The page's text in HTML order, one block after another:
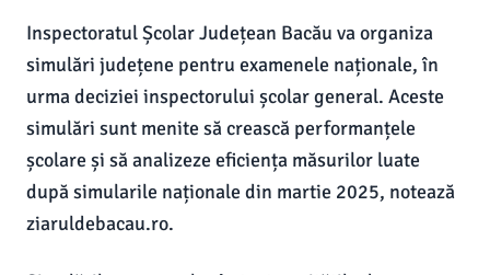
Inspectoratul Școlar Județean Bacău va organiza
simulări județene pentru examenele naționale, în
urma deciziei inspectorului școlar general. Aceste
simulări sunt menite să crească performanțele
școlare și să analizeze eficiența măsurilor luate
după simularile naționale din martie 2025, notează
ziaruldebacau.ro.